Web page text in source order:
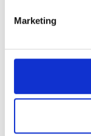
Marketingblandt andre
På kurset